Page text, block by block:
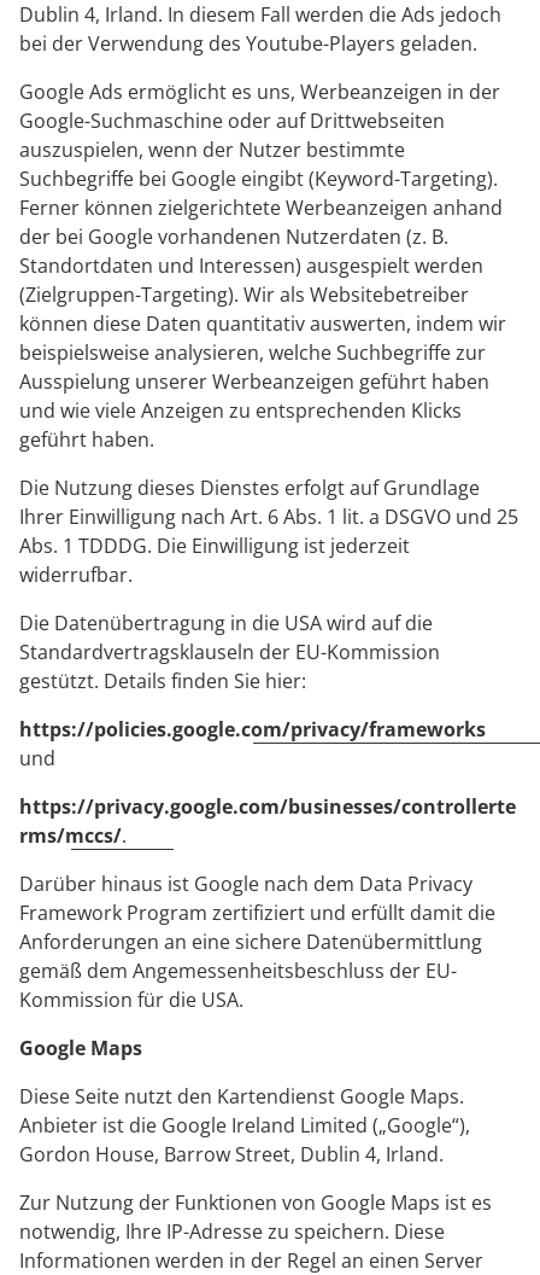
Dublin 4, Irland. In diesem Fall werden die Ads jedoch
bei der Verwendung des Youtube-Players geladen.
Google Ads ermöglicht es uns, Werbeanzeigen in der
Google-Suchmaschine oder auf Drittwebseiten
auszuspielen, wenn der Nutzer bestimmte
Suchbegriffe bei Google eingibt (Keyword-Targeting).
Ferner können zielgerichtete Werbeanzeigen anhand
der bei Google vorhandenen Nutzerdaten (z. B.
Standortdaten und Interessen) ausgespielt werden
(Zielgruppen-Targeting). Wir als Websitebetreiber
können diese Daten quantitativ auswerten, indem wir
beispielsweise analysieren, welche Suchbegriffe zur
Ausspielung unserer Werbeanzeigen geführt haben
und wie viele Anzeigen zu entsprechenden Klicks
geführt haben.
Die Nutzung dieses Dienstes erfolgt auf Grundlage
Ihrer Einwilligung nach Art. 6 Abs. 1 lit. a DSGVO und 25
Abs. 1 TDDDG. Die Einwilligung ist jederzeit
widerrufbar.
Die Datenübertragung in die USA wird auf die
Standardvertragsklauseln der EU-Kommission
gestützt. Details finden Sie hier:
https://policies.google.com/privacy/frameworks
und
https://privacy.google.com/businesses/controllerte
rms/mccs/.
Darüber hinaus ist Google nach dem Data Privacy
Framework Program zertifiziert und erfüllt damit die
Anforderungen an eine sichere Datenübermittlung
gemäß dem Angemessenheitsbeschluss der EU-
Kommission für die USA.
Google Maps
Diese Seite nutzt den Kartendienst Google Maps.
Anbieter ist die Google Ireland Limited („Google“),
Gordon House, Barrow Street, Dublin 4, Irland.
Zur Nutzung der Funktionen von Google Maps ist es
notwendig, Ihre IP-Adresse zu speichern. Diese
Informationen werden in der Regel an einen Server